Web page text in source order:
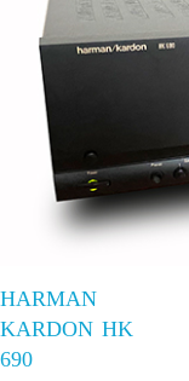
HARMAN
KARDON HK
690